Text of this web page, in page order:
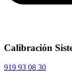
Calibración
919 93 08 30